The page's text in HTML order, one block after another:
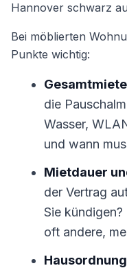
Hannover schwarz
Bei möblierten
Punkte wichtig:
die
Wasser,
und wann
Mietdauer
der Vertrag
Sie
oft andere,